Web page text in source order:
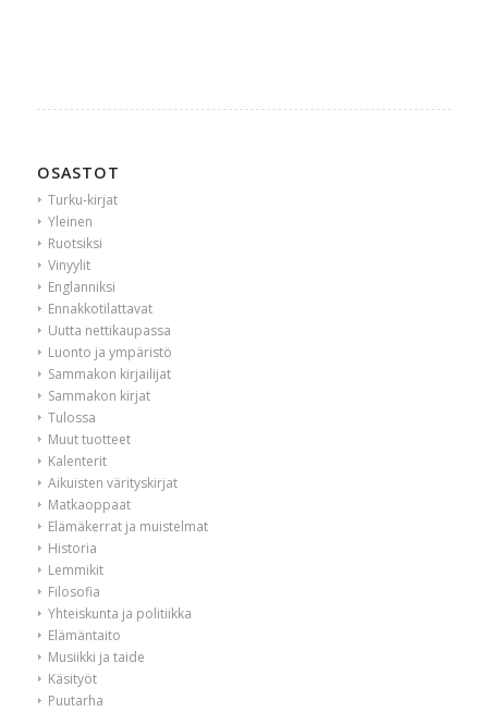
OSASTOT
Turku-kirjat
Yleinen
Ruotsiksi
Vinyylit
Englanniksi
Ennakkotilattavat
Uutta nettikaupassa
Luonto ja ympäristö
Sammakon kirjailijat
Sammakon kirjat
Tulossa
Muut tuotteet
Kalenterit
Aikuisten värityskirjat
Matkaoppaat
Elämäkerrat ja muistelmat
Historia
Lemmikit
Filosofia
Yhteiskunta ja politiikka
Elämäntaito
Musiikki ja taide
Käsityöt
Puutarha